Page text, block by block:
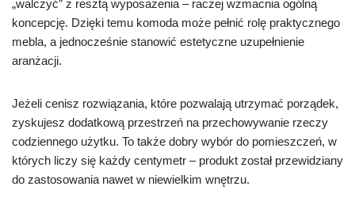
„walczyć” z resztą wyposażenia – raczej wzmacnia ogólną
koncepcję. Dzięki temu komoda może pełnić rolę praktycznego
mebla, a jednocześnie stanowić estetyczne uzupełnienie
aranżacji.
Jeżeli cenisz rozwiązania, które pozwalają utrzymać porządek,
zyskujesz dodatkową przestrzeń na przechowywanie rzeczy
codziennego użytku. To także dobry wybór do pomieszczeń, w
których liczy się każdy centymetr – produkt został przewidziany
do zastosowania nawet w niewielkim wnętrzu.